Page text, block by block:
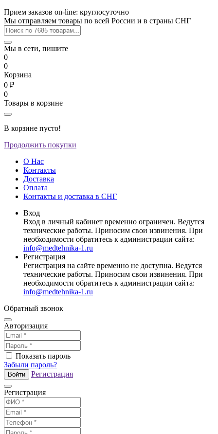
Прием заказов on-line: круглосуточно
Мы отправляем товары по всей России и в страны СНГ
Мы в сети, пишите
0
0
Корзина
0 ₽
0
Товары в корзине
В корзине пусто!
Продолжить покупки
О Нас
Контакты
Доставка
Оплата
Контакты и доставка в СНГ
Вход
Вход в личный кабинет временно ограничен. Ведутся
технические работы. Приносим свои извинения. При
необходимости обратитесь к администрации сайта:
info@medtehnika-1.ru
Регистрация
Регистрация на сайте временно не доступна. Ведутся
технические работы. Приносим свои извинения. При
необходимости обратитесь к администрации сайта:
info@medtehnika-1.ru
Обратный звонок
Авторизация
Показать пароль
Забыли пароль?
Войти Регистрация
Регистрация